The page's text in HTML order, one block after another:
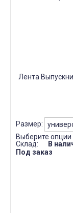
Лента
Размер:
Выберите опции
Склад:
В
Под заказ